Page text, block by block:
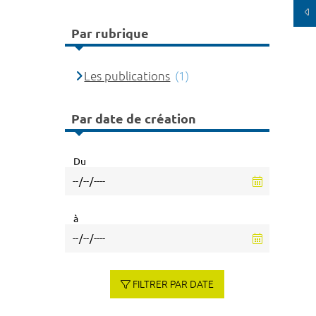
Par rubrique
Les publications (1)
Par date de création
Du
à
FILTRER PAR DATE